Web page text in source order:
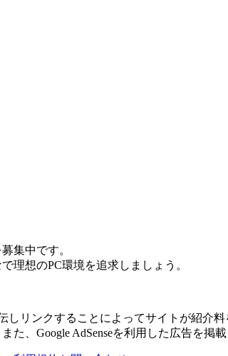
募集中です。
理想のPC環境を追求しましょう。
しリンクすることによってサイトが紹介
た、Google AdSenseを利用した広告を掲